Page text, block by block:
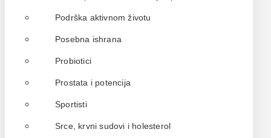
Podrška aktivnom životu
Posebna ishrana
Probiotici
Prostata i potencija
Sportisti
Srce, krvni sudovi i holesterol